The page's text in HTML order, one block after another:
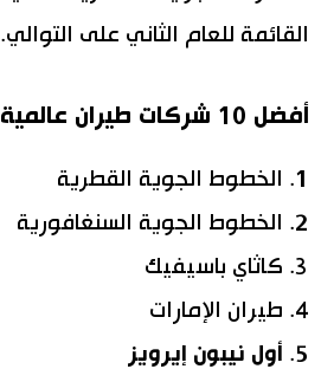
القائمة للعام الثاني على التوالي.
أفضل 10 شركات طيران عالمية لعام 2025
الخطوط الجوية القطرية
الخطوط الجوية السنغافورية
كاثاي باسيفيك
طيران الإمارات
أول نيبون إيرويز